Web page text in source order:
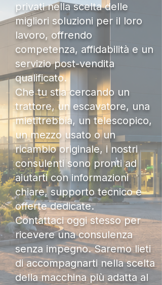
privati nella scelta delle
migliori soluzioni per il loro
lavoro, offrendo
competenza, affidabilità e un
servizio post-vendita
qualificato.
Che tu stia cercando un
trattore, un escavatore, una
mietitrebbia, un telescopico,
un mezzo usato o un
ricambio originale, i nostri
consulenti sono pronti ad
aiutarti con informazioni
chiare, supporto tecnico e
offerte dedicate.
Contattaci oggi stesso per
ricevere una consulenza
senza impegno. Saremo lieti
di accompagnarti nella scelta
della macchina più adatta al